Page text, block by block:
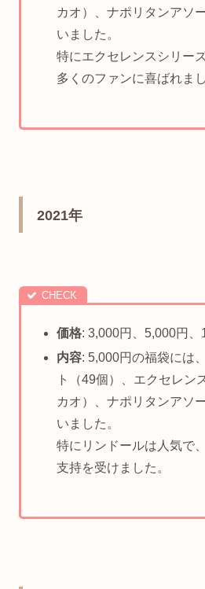
カオ）、ナポリタンアソ
いました。
特にエクセレンスシリー
多くのファンに喜ばれまし
2021年
価格: 3,000円、5,000円
内容: 5,000円の福袋には
ト（49個）、エクセレン
カオ）、ナポリタンアソ
いました。
特にリンドールは人気で
支持を受けました。